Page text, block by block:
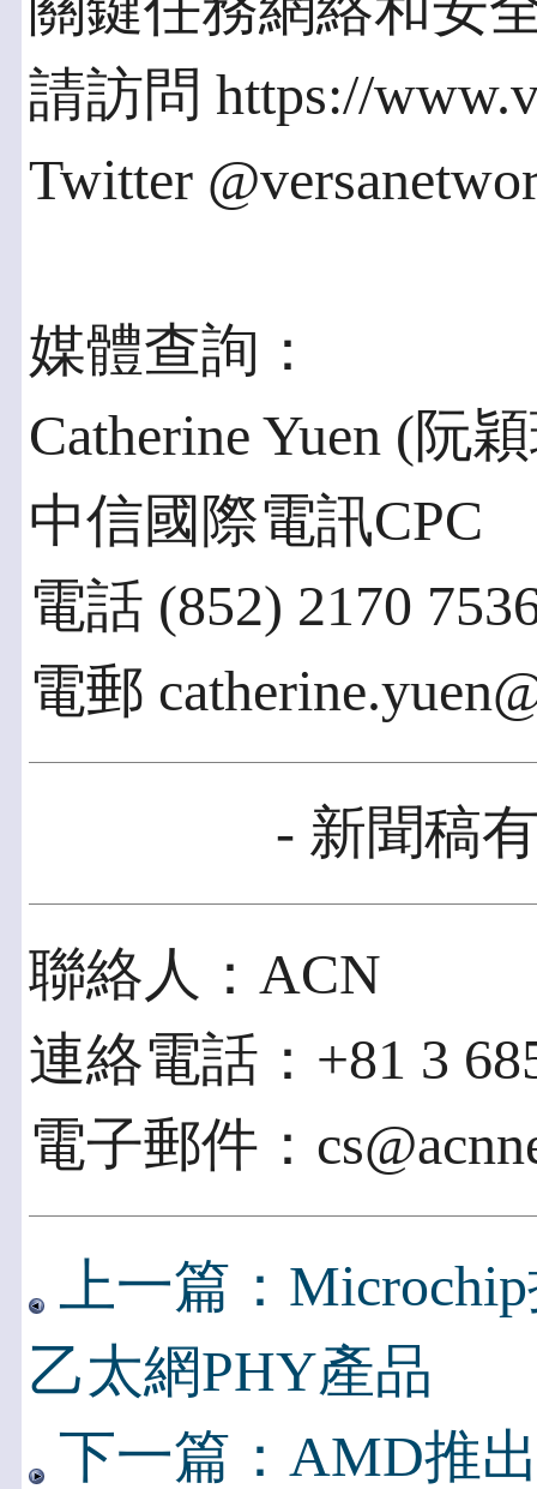
請訪問 https://
Twitter
媒體查詢：
Catherine Yuen (阮
中信國際電訊CPC
電話 (852) 2170
電郵
- 新聞稿
聯絡人：ACN
連絡電話：+81 3
電子郵件：
上一篇：
乙太網PHY產品
下一篇：AMD推